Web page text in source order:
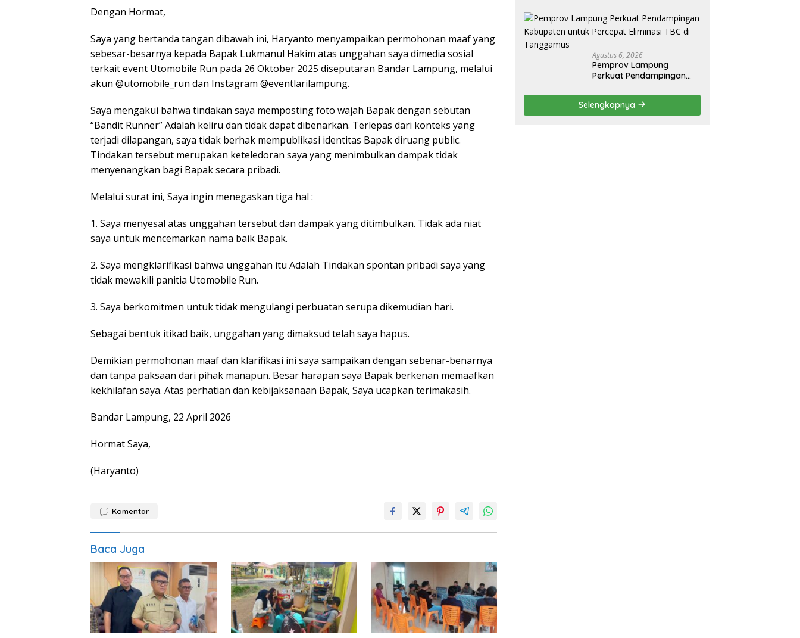
Dengan Hormat,
Saya yang bertanda tangan dibawah ini, Haryanto menyampaikan permohonan maaf yang
sebesar-besarnya kepada Bapak Lukmanul Hakim atas unggahan saya dimedia sosial
terkait event Utomobile Run pada 26 Oktober 2025 diseputaran Bandar Lampung, melalui
akun @utomobile_run dan Instagram @eventlarilampung.
Saya mengakui bahwa tindakan saya memposting foto wajah Bapak dengan sebutan
“Bandit Runner” Adalah keliru dan tidak dapat dibenarkan. Terlepas dari konteks yang
terjadi dilapangan, saya tidak berhak mempublikasi identitas Bapak diruang public.
Tindakan tersebut merupakan keteledoran saya yang menimbulkan dampak tidak
menyenangkan bagi Bapak secara pribadi.
Melalui surat ini, Saya ingin menegaskan tiga hal :
1. Saya menyesal atas unggahan tersebut dan dampak yang ditimbulkan. Tidak ada niat
saya untuk mencemarkan nama baik Bapak.
2. Saya mengklarifikasi bahwa unggahan itu Adalah Tindakan spontan pribadi saya yang
tidak mewakili panitia Utomobile Run.
3. Saya berkomitmen untuk tidak mengulangi perbuatan serupa dikemudian hari.
Sebagai bentuk itikad baik, unggahan yang dimaksud telah saya hapus.
Demikian permohonan maaf dan klarifikasi ini saya sampaikan dengan sebenar-benarnya
dan tanpa paksaan dari pihak manapun. Besar harapan saya Bapak berkenan memaafkan
kekhilafan saya. Atas perhatian dan kebijaksanaan Bapak, Saya ucapkan terimakasih.
Bandar Lampung, 22 April 2026
Hormat Saya,
(Haryanto)
Komentar
Baca Juga
Mobilitas Warga Lebih
Aman dan Nyaman
Agustus 6, 2026
Pemprov Lampung
Perkuat Pendampingan
Eliminasi TBC di
Tanggamus
Selengkapnya